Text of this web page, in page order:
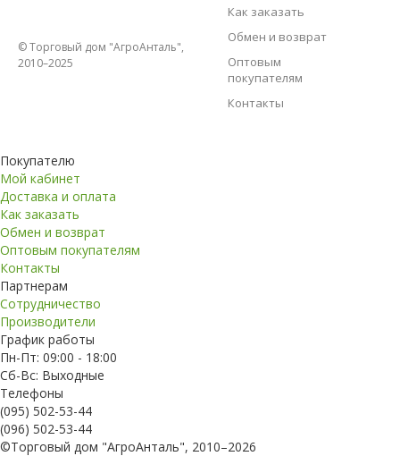
© Торговый дом "АгроАнталь",
2010–2025
Как заказать
Обмен и возврат
Оптовым
покупателям
Контакты
Покупателю
Мой кабинет
Доставка и оплата
Как заказать
Обмен и возврат
Оптовым покупателям
Контакты
Партнерам
Сотрудничество
Производители
График работы
Пн-Пт: 09:00 - 18:00
Сб-Вс: Выходные
Телефоны
(095) 502-53-44
(096) 502-53-44
©Торговый дом "АгроАнталь", 2010–2026